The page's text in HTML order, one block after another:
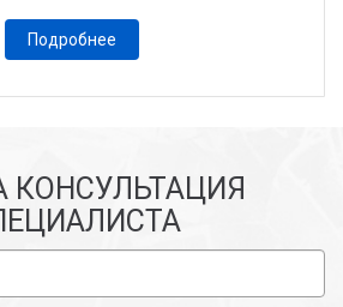
Подробнее
КОНСУЛЬТАЦИЯ